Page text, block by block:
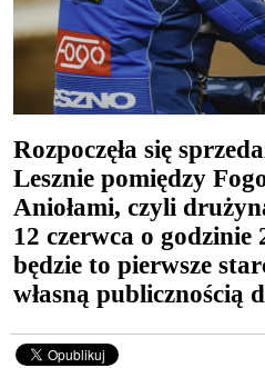
Rozpoczęła się
Lesznie pomiędzy
Aniołami, czyli
12 czerwca o
będzie to pierwsze
własną publicznością